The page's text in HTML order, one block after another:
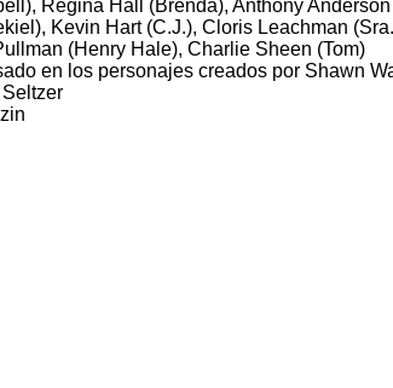
Regina Hall (Brenda), Anthony
Kevin Hart (C.J.), Cloris Leachman
(Henry Hale), Charlie Sheen (Tom)
en los personajes creados por Shawn